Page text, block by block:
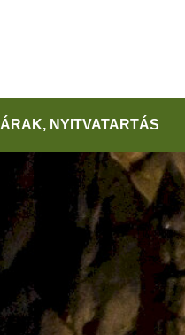
ÁRAK, NYITVATARTÁS